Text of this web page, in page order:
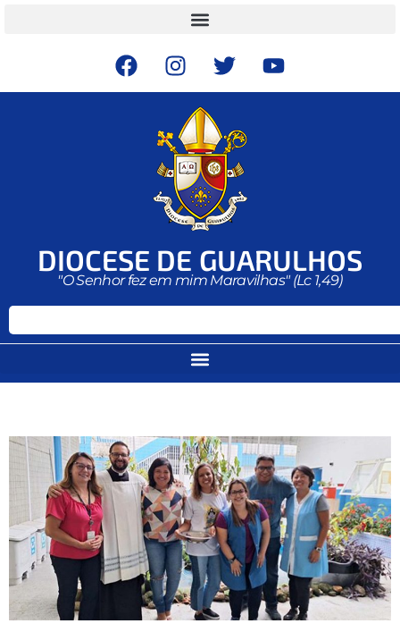
DIOCESE DE GUARULHOS
"O Senhor fez em mim Maravilhas" (Lc 1,49)